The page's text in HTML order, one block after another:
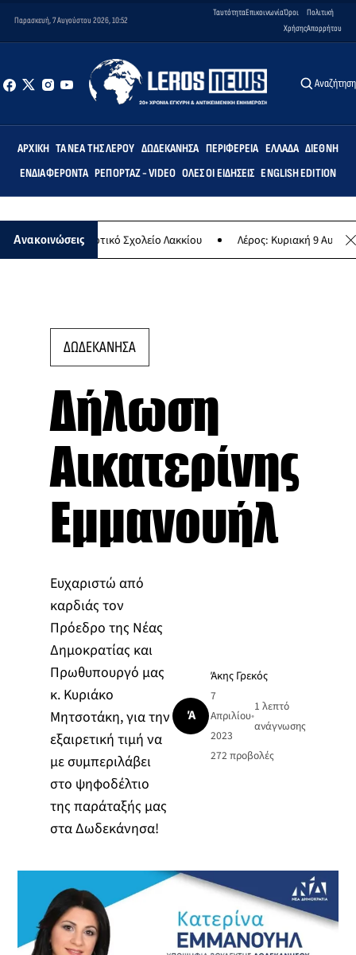
Παρασκευή, 7 Αυγούστου 2026, 10:52
ΤαυτότηταΕπικοινωνίαΌροι
Χρήσης
Πολιτική
Απορρήτου
Αναζήτηση
ΑΡΧΙΚΉ ΤΑ ΝΈΑ ΤΗΣ ΛΈΡΟΥ ΔΩΔΕΚΆΝΗΣΑ ΠΕΡΙΦΈΡΕΙΑ ΕΛΛΆΔΑ ΔΙΕΘΝΉ
ΕΝΔΙΑΦΈΡΟΝΤΑ ΡΕΠΟΡΤΆΖ - VIDEO ΌΛΕΣ ΟΙ ΕΙΔΉΣΕΙΣ ENGLISH EDITION
Ανακοινώσεις
στο Δημοτικό Σχολείο Λακκίου Λέρος: Κυριακή 9
ΔΩΔΕΚΑΝΗΣΑ
Δήλωση
Αικατερίνης
Εμμανουήλ
Ευχαριστώ από
καρδιάς τον
Πρόεδρο της Νέας
Δημοκρατίας και
Πρωθυπουργό μας
κ. Κυριάκο
Μητσοτάκη, για την
εξαιρετική τιμή να
με συμπεριλάβει
στο ψηφοδέλτιο
της παράταξής μας
στα Δωδεκάνησα!
Ά
Άκης Γρεκός
7
Απριλίου
2023
•
1 λεπτό
ανάγνωσης
272 προβολές